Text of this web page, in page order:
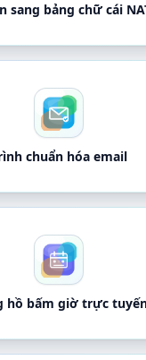
sang bảng chữ cái
chuẩn hóa email
hồ bấm giờ trực